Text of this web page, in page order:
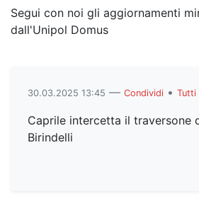
Segui con noi gli aggiornamenti
dall'Unipol Domus
30.03.2025 13:45 — Condividi •
Caprile intercetta il traversone
Birindelli